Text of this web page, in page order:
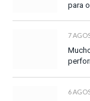
para
7
6